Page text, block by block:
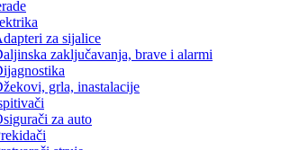
za sijalice
zaključavanja, brave i alarmi
grla, inastalacije
za auto